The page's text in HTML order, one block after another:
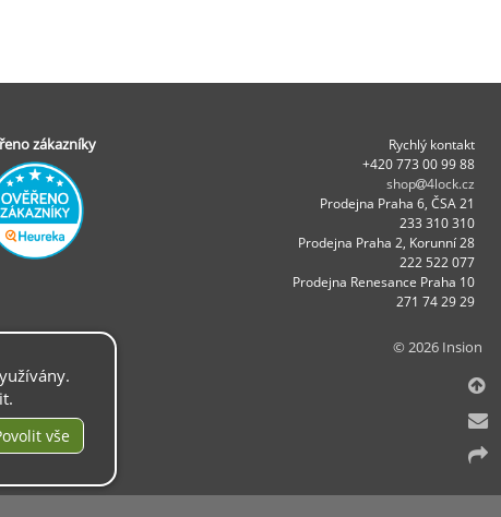
Rychlý kontakt
+420 773 00 99 88
shop
4lock.cz
Prodejna Praha 6, ČSA 21
233 310 310
Prodejna Praha 2, Korunní 28
222 522 077
Prodejna Renesance Praha 10
271 74 29 29
zákazníky
© 2026 Insion